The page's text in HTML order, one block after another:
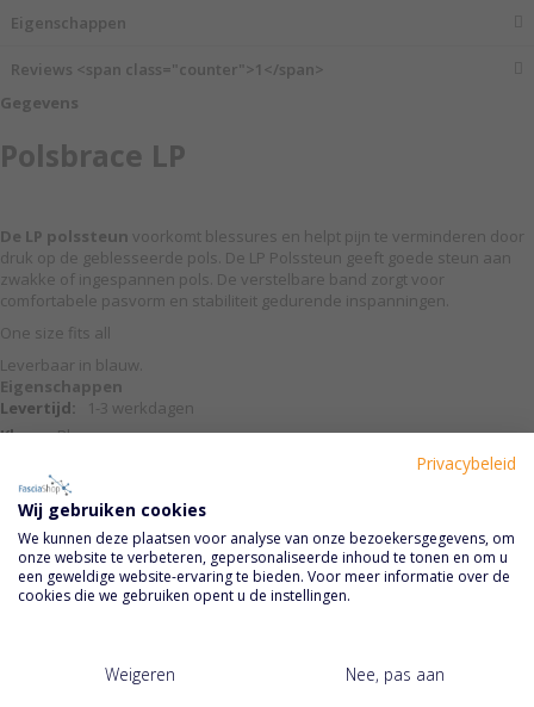
Eigenschappen
Reviews <span class="counter">1</span>
Gegevens
Polsbrace LP
De LP polssteun voorkomt blessures en helpt pijn te verminderen door
druk op de geblesseerde pols. De LP Polssteun geeft goede steun aan
zwakke of ingespannen pols. De verstelbare band zorgt voor
comfortabele pasvorm en stabiliteit gedurende inspanningen.
One size fits all
Leverbaar in blauw.
Eigenschappen
Eigenschappen1-3 werkdagen
Blauw
Privacybeleid
Wij gebruiken cookies
We kunnen deze plaatsen voor analyse van onze bezoekersgegevens, om
onze website te verbeteren, gepersonaliseerde inhoud te tonen en om u
een geweldige website-ervaring te bieden. Voor meer informatie over de
cookies die we gebruiken opent u de instellingen.
Weigeren Nee, pas aan